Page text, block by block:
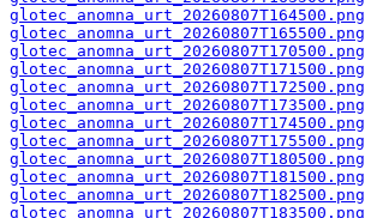
glotec_anomna_urt_20260807T164500.png
glotec_anomna_urt_20260807T165500.png
glotec_anomna_urt_20260807T170500.png
glotec_anomna_urt_20260807T171500.png
glotec_anomna_urt_20260807T172500.png
glotec_anomna_urt_20260807T173500.png
glotec_anomna_urt_20260807T174500.png
glotec_anomna_urt_20260807T175500.png
glotec_anomna_urt_20260807T180500.png
glotec_anomna_urt_20260807T181500.png
glotec_anomna_urt_20260807T182500.png
glotec_anomna_urt_20260807T183500.png